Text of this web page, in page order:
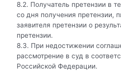
8.2. Получатель претензии в
со дня получения претензии,
заявителя претензии о
претензии.
8.3. При недостижении
рассмотрение в суд в
Российской Федерации.